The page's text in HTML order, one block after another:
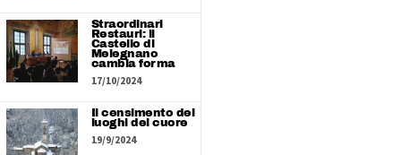
Straordinari
Restauri: il
Castello di
Melegnano
cambia forma
17/10/2024
Il censimento dei
luoghi del cuore
19/9/2024